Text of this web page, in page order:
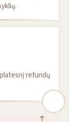
refundų
↑